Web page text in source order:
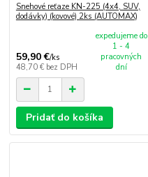
Snehové reťaze KN-225 (4x4, SUV,
dodávky) (kovové) 2ks (AUTOMAX)
59,90 €/ks
48,70 € bez DPH
expedujeme do
1 - 4
pracovných
dní
Pridať do košíka